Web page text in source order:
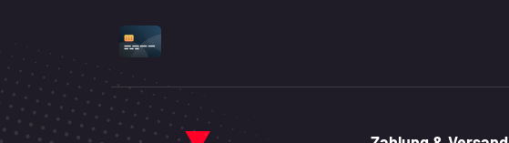
UNTERSTÜTZTE ZAHLUNGSARTEN